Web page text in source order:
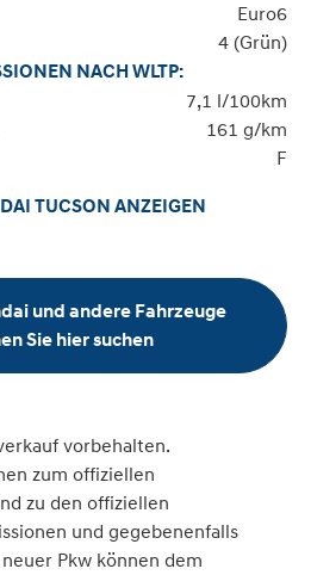
Euro6
4 (Grün)
NACH WLTP:
7,1 l/100km
161 g/km
F
TUCSON ANZEIGEN
und andere Fahrzeuge
Sie hier suchen
vorbehalten.
zum offiziellen
zu den offiziellen
und gegebenenfalls
Pkw können dem